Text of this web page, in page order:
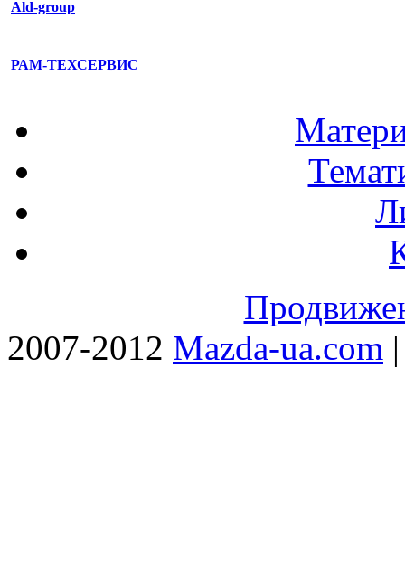
Аld-group
РАМ-ТЕХСЕРВИС
2007-2012 Mazda-ua.com